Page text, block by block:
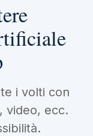
i volti con
video, ecc.